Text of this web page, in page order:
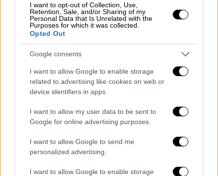
I want to opt-out of Collection, Use,
Retention, Sale, and/or Sharing of my
Personal Data that Is Unrelated with the
Purposes for which it was collected.
Opted Out
Google consents
I want to allow Google to enable storage
related to advertising like cookies on web or
device identifiers in apps.
I want to allow my user data to be sent to
Google for online advertising purposes.
I want to allow Google to send me
personalized advertising.
I want to allow Google to enable storage
Ελλάδα|21.07.2019 22:11
Τζακ-ποτ στο Τζόκερ - Ποιοι είναι οι
τυχεροί αριθμοί
Οι νικητές της πρώτης κατηγορίας θα
μοιραστούν από 700.000 ευρώ.